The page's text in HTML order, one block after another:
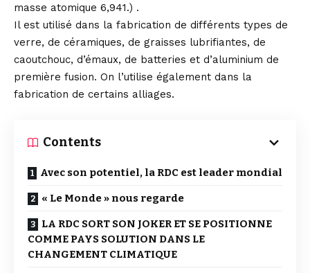
masse atomique 6,941.) .
Il est utilisé dans la fabrication de différents types de
verre, de céramiques, de graisses lubrifiantes, de
caoutchouc, d’émaux, de batteries et d’aluminium de
première fusion. On l’utilise également dans la
fabrication de certains alliages.
Contents
Avec son potentiel, la RDC est leader mondial
« Le Monde » nous regarde
LA RDC SORT SON JOKER ET SE POSITIONNE
COMME PAYS SOLUTION DANS LE
CHANGEMENT CLIMATIQUE